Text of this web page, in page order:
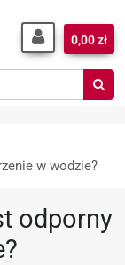
0,00 zł
w wodzie?
odporny